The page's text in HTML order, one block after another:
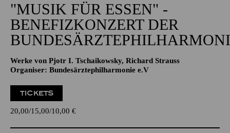
"MUSIK FÜR ESSEN" -
BENEFIZKONZERT DER
Werke von Pjotr I. Tschaikowsky, Richard Strauss
Organiser: Bundesärztephilharmonie e.V
TICKETS
20,00 15,00 10,00 €